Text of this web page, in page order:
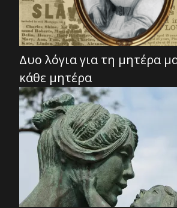
Δυο λόγια για τη μητέρα
κάθε μητέρα